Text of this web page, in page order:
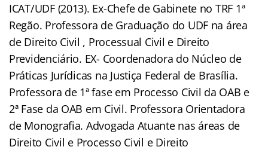
ICAT/UDF (2013). Ex-Chefe de Gabinete no TRF 1ª
Regão. Professora de Graduação do UDF na área
de Direito Civil , Processual Civil e Direito
Previdenciário. EX- Coordenadora do Núcleo de
Práticas Jurídicas na Justiça Federal de Brasília.
Professora de 1ª fase em Processo Civil da OAB e
2ª Fase da OAB em Civil. Professora Orientadora
de Monografia. Advogada Atuante nas áreas de
Direito Civil e Processo Civil e Direito